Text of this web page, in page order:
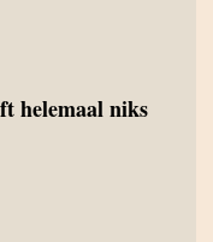
helemaal niks